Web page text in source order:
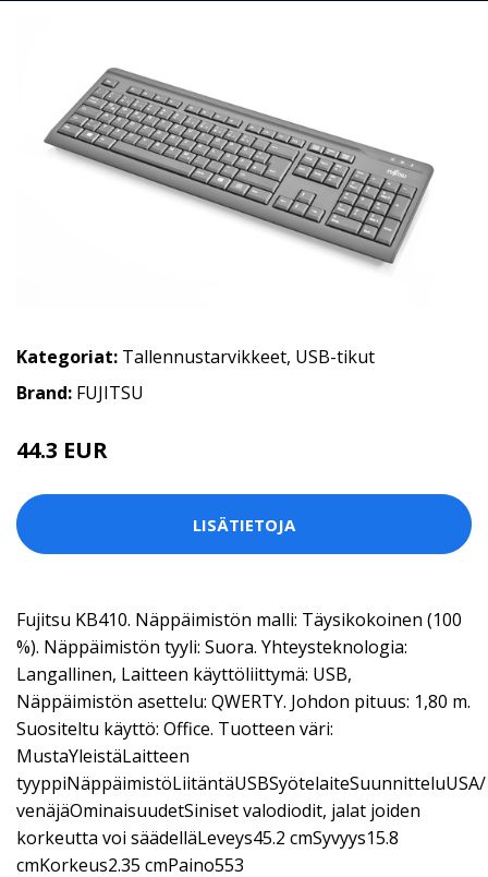
Kategoriat: Tallennustarvikkeet, USB-tikut
Brand: FUJITSU
44.3 EUR
LISÄTIETOJA
Fujitsu KB410. Näppäimistön malli: Täysikokoinen (100
%). Näppäimistön tyyli: Suora. Yhteysteknologia:
Langallinen, Laitteen käyttöliittymä: USB,
Näppäimistön asettelu: QWERTY. Johdon pituus: 1,80 m.
Suositeltu käyttö: Office. Tuotteen väri:
MustaYleistäLaitteen
tyyppiNäppäimistöLiitäntäUSBSyötelaiteSuunnitteluUSA/
venäjäOminaisuudetSiniset valodiodit, jalat joiden
korkeutta voi säädelläLeveys45.2 cmSyvyys15.8
cmKorkeus2.35 cmPaino553